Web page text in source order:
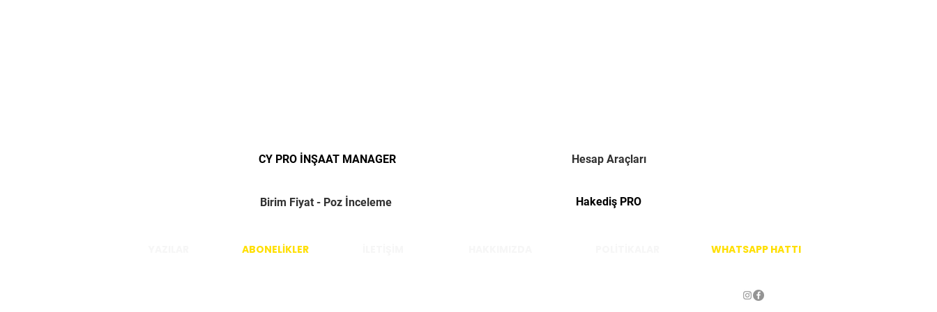
CY PRO İNŞAAT MANAGER Hesap Araçları
Birim Fiyat - Poz İnceleme Hakediş PRO
ABONELİKLER WHATSAPP HATTI